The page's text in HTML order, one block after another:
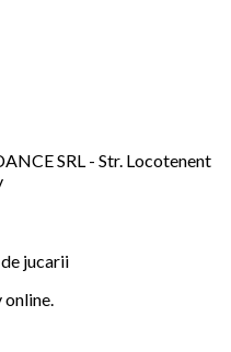
SRL - Str. Locotenent
jucarii
online.